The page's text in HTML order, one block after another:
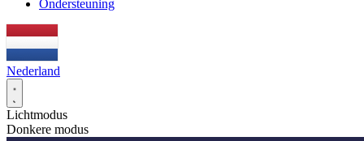
Ondersteuning
Nederland
Lichtmodus
Donkere modus